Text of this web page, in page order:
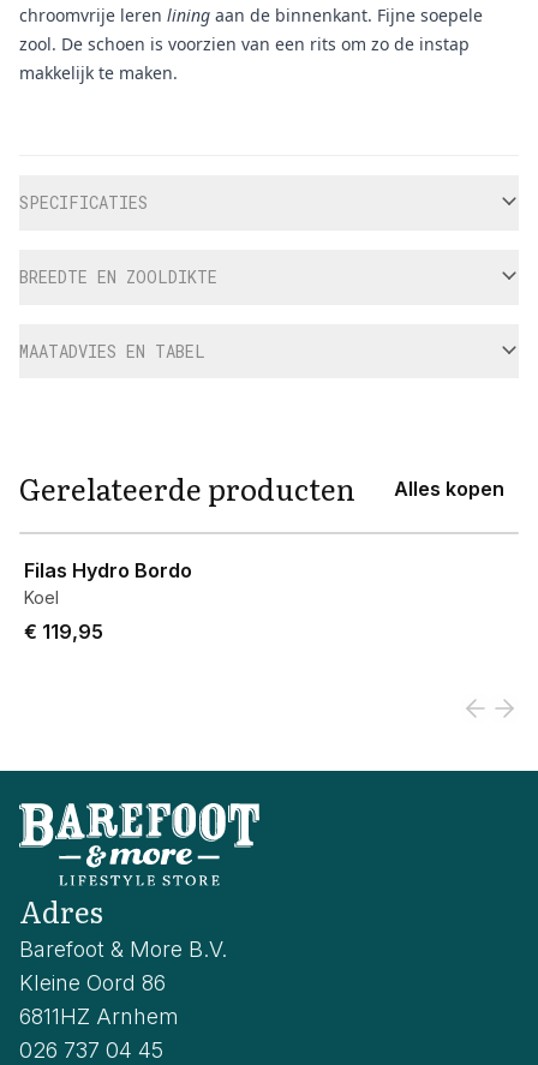
chroomvrije leren lining aan de binnenkant. Fijne soepele
zool. De schoen is voorzien van een rits om zo de instap
makkelijk te maken.
SPECIFICATIES
BREEDTE EN ZOOLDIKTE
MAATADVIES EN TABEL
Gerelateerde producten Alles kopen
Filas Hydro Bordo
Koel
€ 119,95
Adres
Barefoot & More B.V.
Kleine Oord 86
6811HZ Arnhem
026 737 04 45